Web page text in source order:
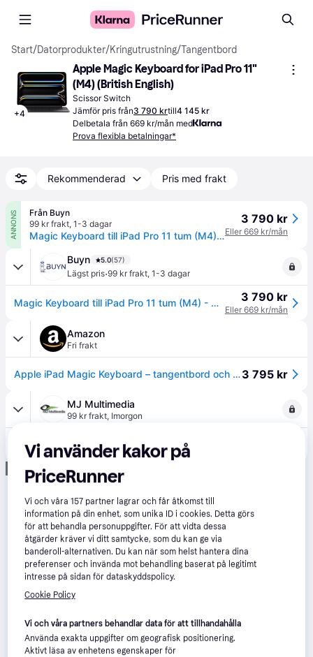
Start/Datorprodukter/Kringutrustning/Tangentbord
+4
Apple Magic Keyboard for iPad Pro 11"
(M4) (British English)
Scissor Switch
Jämför pris från3 790 krtill4 145 kr
Delbetala från 669 kr/mån med
Prova flexibla betalningar*
Rekommenderad Pris med frakt
ANNONS
Från Buyn
99 kr frakt, 1-3 dagar
Magic Keyboard till iPad Pro 11 tum (M4) - UK Keyboard
3 790 kr
Eller 669 kr/mån
Buyn 5.0(57)
Lägst pris·99 kr frakt, 1-3 dagar
Magic Keyboard till iPad Pro 11 tum (M4) - UK Keyboard 3 790 kr
Eller 669 kr/mån
Amazon
Fri frakt
Apple iPad Magic Keyboard – tangentbord och fodral till iPad Pro 11 tum (M4), bekvämt att skriva på, inbyggd styrplatta, rad med funktionstangenter, engelskt (Storbritannien) – svart ​​​​​​​3 795 kr
MJ Multimedia
99 kr frakt, Imorgon
Annons
Vi använder kakor på
PriceRunner
Vi och våra157 partner lagrar och får åtkomst till
information på din enhet, som unika ID i cookies. Detta görs
för att behandla personuppgifter. För att vidta dessa
åtgärder kräver vi ditt samtycke, som du kan ge via
banderoll-alternativen. Du kan när som helst hantera dina
preferenser och invända mot behandling baserat på legitimt
intresse på sidan för dataskyddspolicy.
Cookie Policy
Vi och våra partners behandlar data för att tillhandahålla
Använda exakta uppgifter om geografisk positionering.
Aktivt läsa av enhetens egenskaper för